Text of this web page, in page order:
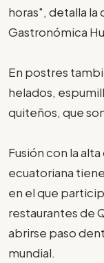
horas", detalla la
Gastronómica
En postres
helados,
quiteños, que
Fusión con la
ecuatoriana
en el que
restaurantes de
abrirse paso
mundial.